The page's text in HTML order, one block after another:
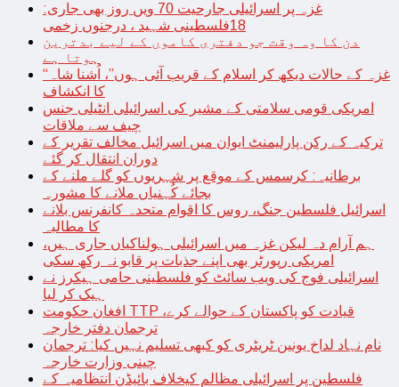
غزہ پر اسرائیلی جارحیت 70 ویں روز بھی جاری:
18فلسطینی شہید ، درجنوں زخمی
دن کا وہ وقت جو دفتری کاموں کے لیے بدترین
ہوتا ہے
“غزہ کے حالات دیکھ کر اسلام کے قریب آئی ہوں”، اُشنا شاہ
کا انکشاف
امریکی قومی سلامتی کے مشیر کی اسرائیلی انٹیلی جنس
چیف سے ملاقات
ترکیہ کے رکن پارلیمنٹ ایوان میں اسرائیل مخالف تقریر کے
دوران انتقال کر گئے
برطانیہ: کرسمس کے موقع پر شہریوں کو گلے ملنے کے
بجائے کُہنیاں ملانے کا مشورہ
اسرائیل فلسطین جنگ، روس کا اقوام متحدہ کانفرنس بلانے
کا مطالبہ
ہم آرام دہ لیکن غزہ میں اسرائیلی ہولناکیاں جاری ہیں،
امریکی رپورٹر بھی اپنے جذبات پر قابو نہ رکھ سکی
اسرائیلی فوج کی ویب سائٹ کو فلسطینی حامی ہیکرز نے
ہیک کر لیا
افغان حکومت TTP قیادت کو پاکستان کے حوالے کرے،
ترجمان دفتر خارجہ
نام نہاد لداخ یونین ٹریٹری کو کبھی تسلیم نہیں کیا: ترجمان
چینی وزارت خارجہ
فلسطین پر اسرائیلی مظالم کیخلاف بائیڈن انتظامیہ کے